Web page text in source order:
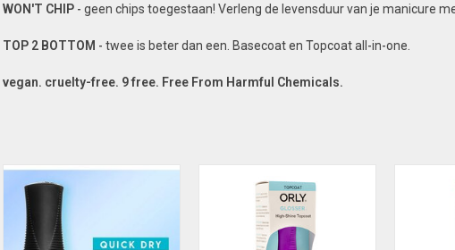
WON'T CHIP- geen chips toegestaan! Verleng de levensduur van je manicure
TOP 2 BOTTOM - twee is beter dan een. Basecoat en Topcoat all-in-one.
vegan. cruelty-free. 9 free. Free From Harmful Chemicals.